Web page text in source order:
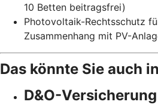
10 Betten beitragsfrei)
Photovoltaik-Rechtsschutz
Zusammenhang mit PV-
Das könnte Sie auch
D&O-Versicherung